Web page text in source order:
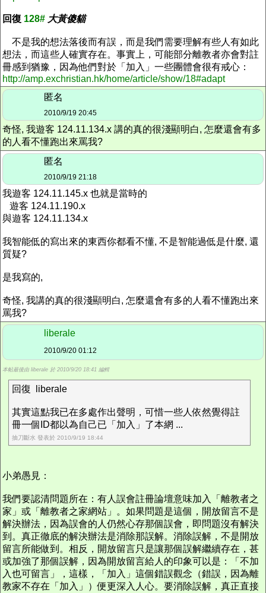
回復 128# 大黃傻貓
不是我的想法落後而有誤，而是我們需要理解有些人有如此
想法，而這些人確實存在。事實上，可能部分離教者亦會對註
冊感到猶豫，因為他們對於「加入」一些團體會很有戒心：
http://amp.exchristian.hk/home/article/show/18#adapt
匿名
2010/9/19 20:45
奇怪, 我遊客 124.11.134.x 講的真的很淺顯明白, 怎麼還會有多
的人看不懂跑出來罵我?
匿名
2010/9/19 21:18
我遊客 124.11.145.x 也就是當時的
遊客 124.11.190.x
與遊客 124.11.134.x
我智能低的寫出來的東西你都看不懂, 不是智能過低是什麼, 還
質疑?
是我寫的,
奇怪, 我講的真的很淺顯明白, 怎麼還會有多的人看不懂跑出來
罵我?
liberale
2010/9/20 01:12
本帖最後由 liberale 於 2010/9/20 18:41 編輯
回復 liberale
其實這點我已在多處作出聲明，可惜一些人依然覺得註
冊一個ID都以為自己已「加入」了本網 ...
抽刀斷水 發表於 2010/9/19 18:44
小弟愚見：
我們要認清問題所在：有人誤會註冊論壇意味加入「離教者之
家」或「離教者之家網站」。如果問題是這個，開放留言不是
解決辦法，因為誤會的人仍然心存那個誤會，即問題沒有解決
到。真正徹底的解決辦法是消除那誤解。消除誤解，不是開放
留言所能做到。相反，開放留言只是讓那個誤解繼續存在，甚
或加強了那個誤解，因為開放留言給人的印象可以是：「不加
入也可留言」，這樣，「加入」這個錯誤觀念（錯誤，因為離
教家不存在「加入」）便更深入人心。要消除誤解，真正直接